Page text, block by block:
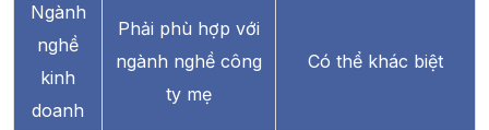
Ngành
nghề
kinh
doanh
Phải phù hợp với
ngành nghề công
ty mẹ
Có thể khác biệt